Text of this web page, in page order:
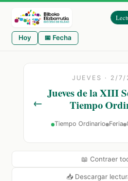
Hoy 📅 Fecha
←
JUEVES · 2/7/
Jueves de la XIII
Tiempo
Tiempo Ordinario Feria
📖 Contraer
📥 Descargar